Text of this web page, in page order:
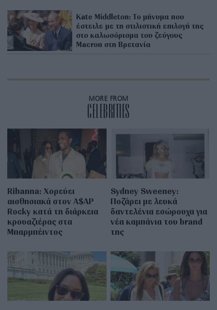
Kate Middleton: Το μήνυμα που
έστειλε με τη στιλιστική επιλογή της
στο καλωσόρισμα του ζεύγους
Macron στη Βρετανία
MORE FROM
CELEBRITIES
Rihanna: Χορεύει
αισθησιακά στον A$AP
Rocky κατά τη διάρκεια
κρουαζιέρας στα
Μπαρμπέιντος
Sydney Sweeney:
Ποζάρει με λευκά
δαντελένια εσώρουχα για
νέα καμπάνια του brand
της